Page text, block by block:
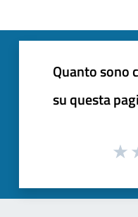
Quanto sono
su questa